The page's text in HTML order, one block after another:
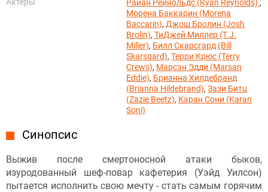
Райан Рейнольдс (Ryan Reynolds) ,
Морена Баккарин (Morena
Baccarin), Джош Бролин (Josh
Brolin),ТиДжей Миллер (T.J.
Miller), Билл Скарсгард (Bill
Skarsgard),Терри Крюс (Terry
Crews), Марсэн Эдди (Marsan
Eddie), Брианна Хилдебранд
(Brianna Hildebrand),Зази Битц
(Zazie Beetz), Каран Сони (Karan
Soni)
Синопсис
Выжив после смертоносной атаки быков,
изуродованный шеф-повар кафетерия (Уэйд Уилсон)
пытается исполнить свою мечту - стать самым горячим